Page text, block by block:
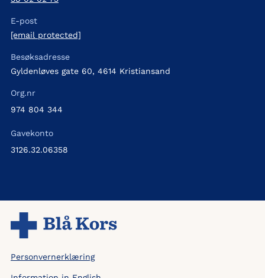
E-post
[email protected]
Besøksadresse
Gyldenløves gate 60, 4614 Kristiansand
Org.nr
974 804 344
Gavekonto
3126.32.06358
Personvernerklæring